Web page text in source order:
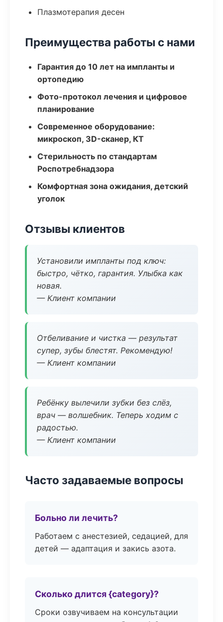
Плазмотерапия десен
Преимущества работы с нами
Гарантия до 10 лет на импланты и
ортопедию
Фото-протокол лечения и цифровое
планирование
Современное оборудование:
микроскоп, 3D-сканер, КТ
Стерильность по стандартам
Роспотребнадзора
Комфортная зона ожидания, детский
уголок
Отзывы клиентов
Установили импланты под ключ:
быстро, чётко, гарантия. Улыбка как
новая.
— Клиент компании
Отбеливание и чистка — результат
супер, зубы блестят. Рекомендую!
— Клиент компании
Ребёнку вылечили зубки без слёз,
врач — волшебник. Теперь ходим с
радостью.
— Клиент компании
Часто задаваемые вопросы
Больно ли лечить?
Работаем с анестезией, седацией, для
детей — адаптация и закись азота.
Сколько длится {category}?
Сроки озвучиваем на консультации